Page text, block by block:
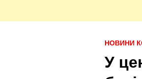
P
o
s
НОВИНИ
У